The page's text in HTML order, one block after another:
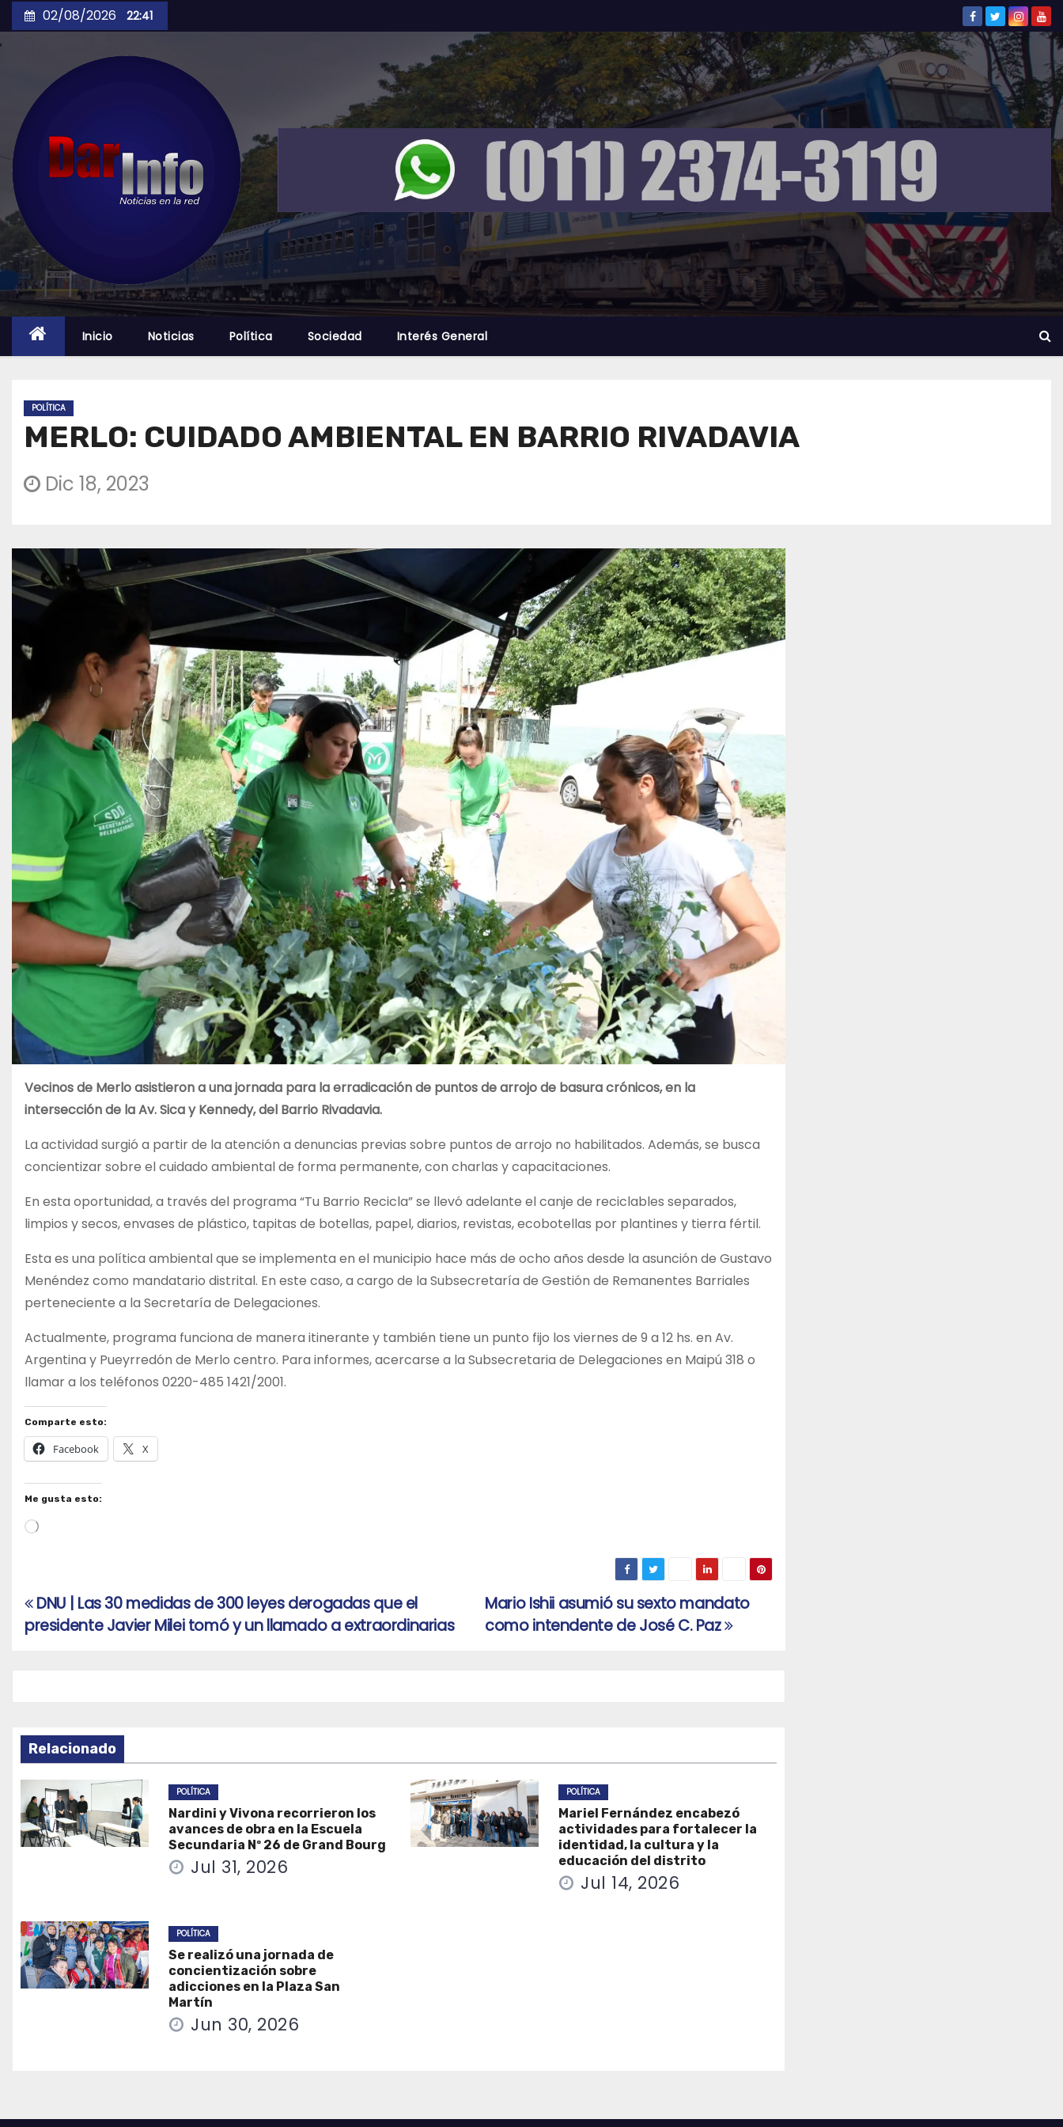
to
02/08/2026 22:41
Inicio Noticias Política Sociedad Interés General
POLÍTICA
MERLO: CUIDADO AMBIENTAL EN BARRIO RIVADAVIA
Dic 18, 2023
Vecinos de Merlo asistieron a una jornada para la erradicación de puntos de arrojo de basura crónicos, en la
intersección de la Av. Sica y Kennedy, del Barrio Rivadavia.
La actividad surgió a partir de la atención a denuncias previas sobre puntos de arrojo no habilitados. Además, se busca
concientizar sobre el cuidado ambiental de forma permanente, con charlas y capacitaciones.
En esta oportunidad, a través del programa “Tu Barrio Recicla” se llevó adelante el canje de reciclables separados,
limpios y secos, envases de plástico, tapitas de botellas, papel, diarios, revistas, ecobotellas por plantines y tierra fértil.
Esta es una política ambiental que se implementa en el municipio hace más de ocho años desde la asunción de Gustavo
Menéndez como mandatario distrital. En este caso, a cargo de la Subsecretaría de Gestión de Remanentes Barriales
perteneciente a la Secretaría de Delegaciones.
Actualmente, programa funciona de manera itinerante y también tiene un punto fijo los viernes de 9 a 12 hs. en Av.
Argentina y Pueyrredón de Merlo centro. Para informes, acercarse a la Subsecretaria de Delegaciones en Maipú 318 o
llamar a los teléfonos 0220-485 1421/2001.
Comparte esto:
Facebook X
Me gusta esto:
Cargando...
Navegación
de
Mario Ishii asumió su sexto mandato
como intendente de José C. Paz
DNU | Las 30 medidas de 300 leyes derogadas que el
presidente Javier Milei tomó y un llamado a extraordinarias
Relacionado
POLÍTICA
Nardini y Vivona recorrieron los
avances de obra en la Escuela
Secundaria Nº 26 de Grand Bourg
Jul 31, 2026
POLÍTICA
Mariel Fernández encabezó
actividades para fortalecer la
identidad, la cultura y la
educación del distrito
Jul 14, 2026
POLÍTICA
Se realizó una jornada de
concientización sobre
adicciones en la Plaza San
Martín
Jun 30, 2026